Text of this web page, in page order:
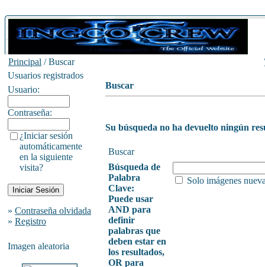
Principal / Buscar
Usuarios registrados
Usuario:
Contraseña:
¿Iniciar sesión
automáticamente
en la siguiente
visita?
» Contraseña olvidada
» Registro
Imagen aleatoria
Buscar
Su búsqueda no ha devuelto ningún
Buscar
Búsqueda de
Palabra
Clave:
Puede usar
AND para
definir
palabras que
deben estar en
los resultados,
OR para
Solo imágenes